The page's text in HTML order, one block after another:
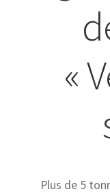
«
Plus de 5